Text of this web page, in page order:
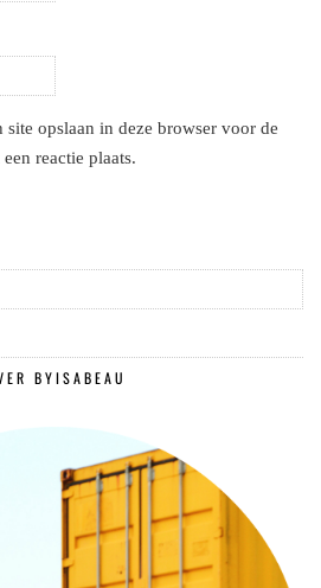
opslaan in deze browser voor de
reactie plaats.
BYISABEAU